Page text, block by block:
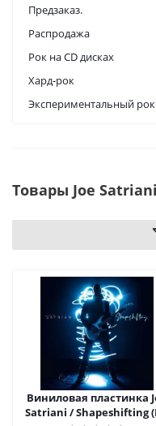
Предзаказ.
Распродажа
Рок на CD дисках
Хард-рок
Экспериментальный рок
Товары Joe
Виниловая пластинка
Satriani / Shapeshifting